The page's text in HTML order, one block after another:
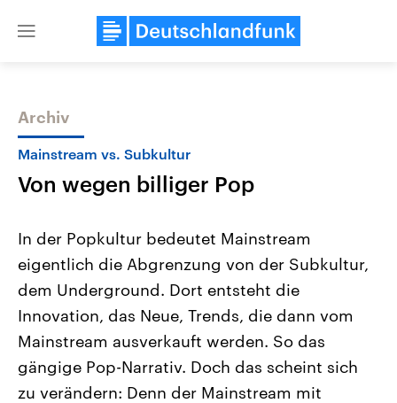
Close
Themen
Landtagswahl Sachsen-Anhalt
2026
Alle Informationen
Sachsen-Anhalt wählt am 6.
September 2026 einen neuen
Landtag. Seit 2021 wird das
Bundesland von einer Koalition aus
USA
Aktuelle Beiträge,
Hintergründe
Wirtschaftlich und
gehören die Vereinigten
mit großem Einfluss auf
Archiv
Mainstream vs. Subkultur
Von wegen billiger Pop
In der Popkultur bedeutet Mainstream
eigentlich die Abgrenzung von der Subkultur,
dem Underground. Dort entsteht die
Innovation, das Neue, Trends, die dann vom
Mainstream ausverkauft werden. So das
gängige Pop-Narrativ. Doch das scheint sich
zu verändern: Denn der Mainstream mit